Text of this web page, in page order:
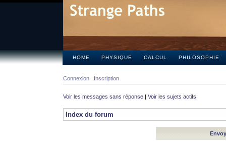
HOME PHYSIQUE CALCUL PHILOSOPHIE
Connexion Inscription
Voir les messages sans réponse | Voir les sujets actifs
Index du forum